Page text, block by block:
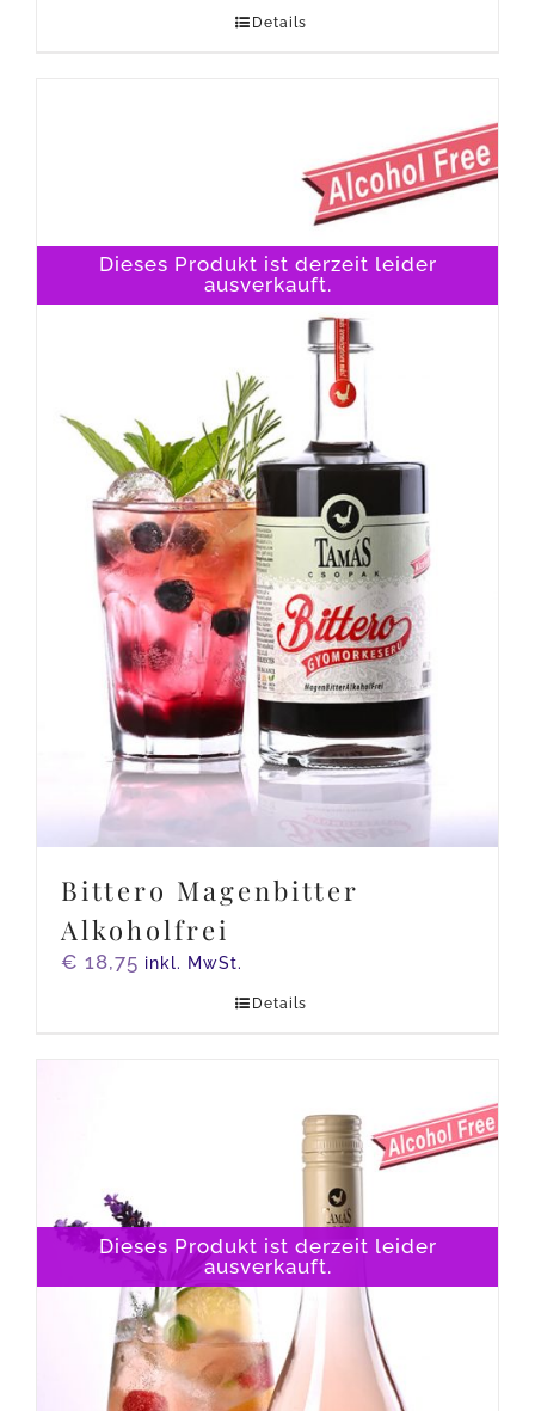
Details
Dieses Produkt ist derzeit leider
ausverkauft.
Bittero Magenbitter
Alkoholfrei
€ 18,75 inkl. MwSt.
Details
Dieses Produkt ist derzeit leider
ausverkauft.